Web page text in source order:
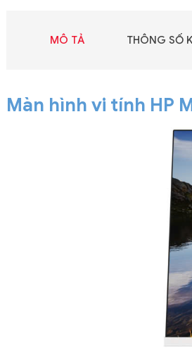
MÔ TẢ THÔNG SỐ
Màn hình vi tính HP